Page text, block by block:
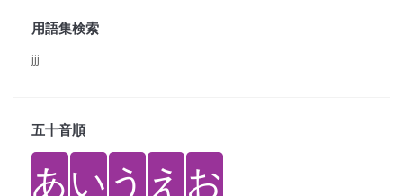
用語集検索
jjj
五十音順
あい う え お